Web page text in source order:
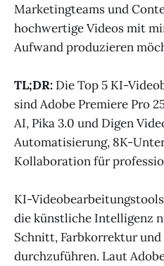
Marketingteams und
hochwertige Videos mit
Aufwand produzieren
TL;DR: Die Top 5 KI-
sind Adobe Premiere Pro
AI, Pika 3.0 und Digen
Automatisierung, 8K-
Kollaboration für
KI-
die künstliche Intelligenz
Schnitt, Farbkorrektur
durchzuführen. Laut